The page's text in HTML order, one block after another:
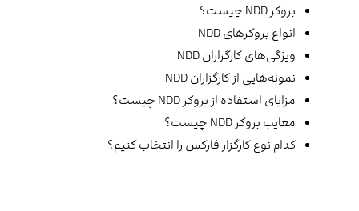
بروکر NDD چیست؟
انواع بروکرهای NDD
ویژگی‌های کارگزاران NDD
نمونه‌هایی از کارگزاران NDD
مزایای استفاده از بروکر NDD چیست؟
معایب بروکر NDD چیست؟
کدام نوع کارگزار فارکس را انتخاب کنیم؟